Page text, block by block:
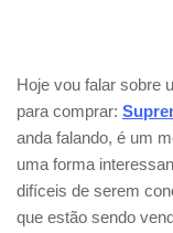
Hoje vou falar sobre
para comprar:
anda falando, é um
uma forma
difíceis de serem
que estão sendo